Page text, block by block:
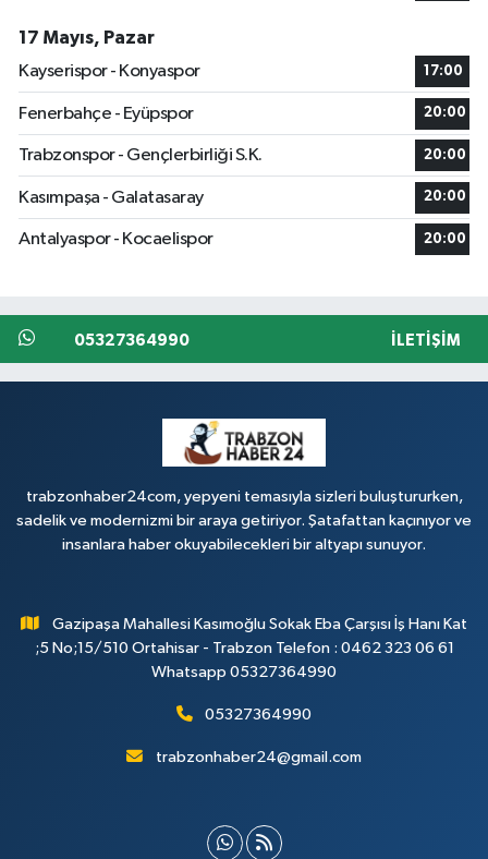
17 Mayıs, Pazar
Kayserispor - Konyaspor
17:00
Fenerbahçe - Eyüpspor 20:00
Trabzonspor - Gençlerbirliği S.K. 20:00
Kasımpaşa - Galatasaray 20:00
Antalyaspor - Kocaelispor 20:00
05327364990 İLETIŞIM
trabzonhaber24com, yepyeni temasıyla sizleri buluştururken,
sadelik ve modernizmi bir araya getiriyor. Şatafattan kaçınıyor ve
insanlara haber okuyabilecekleri bir altyapı sunuyor.
Gazipaşa Mahallesi Kasımoğlu Sokak Eba Çarşısı İş Hanı Kat
;5 No;15/510 Ortahisar - Trabzon Telefon : 0462 323 06 61
Whatsapp 05327364990
05327364990
trabzonhaber24@gmail.com